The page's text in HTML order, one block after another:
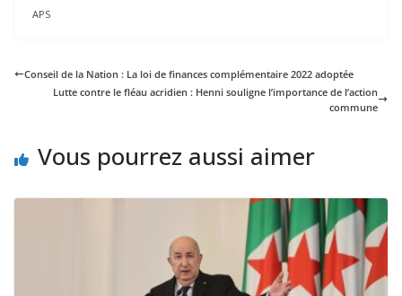
APS
Conseil de la Nation : La loi de finances complémentaire 2022 adoptée
Lutte contre le fléau acridien : Henni souligne l’importance de l’action
commune
Vous pourrez aussi aimer